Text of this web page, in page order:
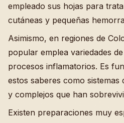
empleado sus hojas para
cutáneas y pequeñas
Asimismo, en regiones de
popular emplea variedades
procesos inflamatorios. Es
estos saberes como sistemas
y complejos que han
Existen preparaciones muy